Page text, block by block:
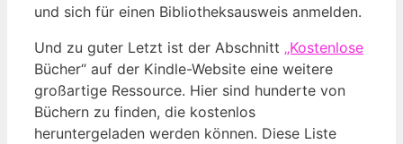
und sich für einen Bibliotheksausweis anmelden.
Und zu guter Letzt ist der Abschnitt „Kostenlose
Bücher“ auf der Kindle-Website eine weitere
großartige Ressource. Hier sind hunderte von
Büchern zu finden, die kostenlos
heruntergeladen werden können. Diese Liste